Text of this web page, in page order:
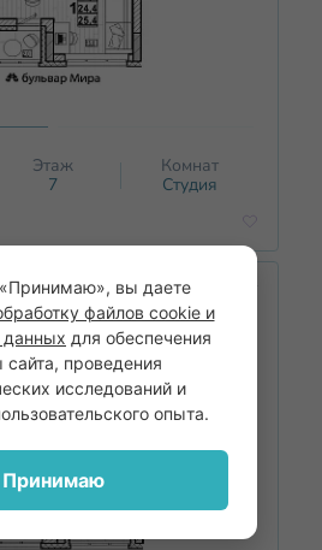
Этаж
7
Комнат
Студия
вы даете
файлов cookie и
данных для обеспечения
сайта, проведения
исследований и
опыта.
Принимаю